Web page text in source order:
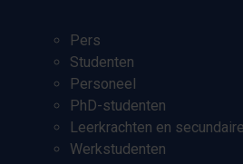
Pers
Studenten
Personeel
PhD-studenten
Leerkrachten en
Werkstudenten